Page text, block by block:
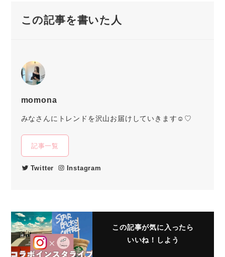
この記事を書いた人
momona
みなさんにトレンドを沢山お届けしていきます☺︎♡
記事一覧
Twitter Instagram
この記事が気に入ったら
いいね！しよう